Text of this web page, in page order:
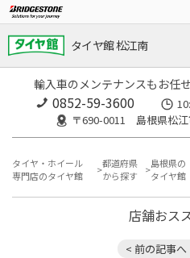
タイヤ館 松江南
輸入車のメンテナンスもお任
0852-59-3600
〒690-0011 島根県松
タイヤ・ホイール
専門店のタイヤ館
都道府県
から探す
島根県の
タイヤ館
店舗おス
< 前の記事へ